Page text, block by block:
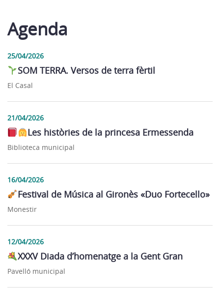
Agenda
25/04/2026
SOM TERRA. Versos de terra fèrtil
El Casal
21/04/2026
Les històries de la princesa Ermessenda
Biblioteca municipal
16/04/2026
Festival de Música al Gironès «Duo Fortecello»
Monestir
12/04/2026
XXXV Diada d’homenatge a la Gent Gran
Pavelló municipal